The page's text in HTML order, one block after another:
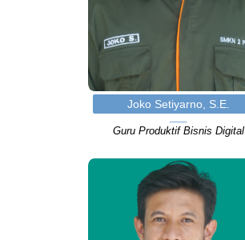
Joko Setiyarno, S.E.
Guru Produktif Bisnis Digital